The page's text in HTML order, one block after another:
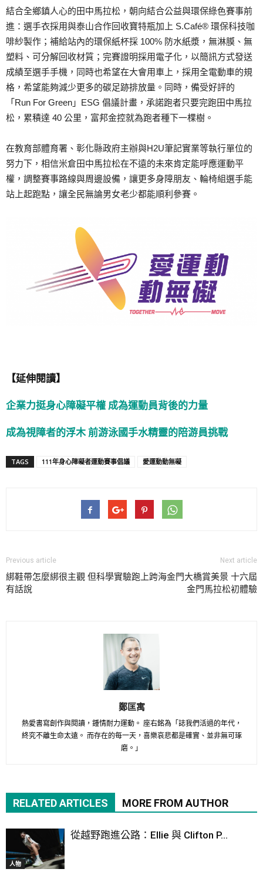
結合全鄉鎮人心的田中馬拉松，朝向結合公益與環保綠色賽事前
進：選手衣採用與泰山合作回收寶特瓶加上 S.Café® 環保科技咖
啡紗製作；補給站內的環保紙杯採 100% 防水紙漿，無淋膜、無
塑料、可分解回收材質；完賽證明採用電子化，以簡訊方式發送
成績至選手手機，同時也希望在大會用車上，採用全電動車的規
格，希望能夠減少更多的碳足跡排放量。同時，備受好評的
「Run For Green」ESG 倡議計畫，承諾跑者只要完跑田中馬拉
松，累積達 40 公里，富邦金控就為跑者種下一棵樹。
在教育部體育署、彰化縣政府主辦與H2U筆記實業等執行單位的
努力下，相信米倉田中馬拉松在不遠的未來肯定能呼應運動平
權，調整賽事路線與周邊設備，讓更多身障朋友、輪椅組選手能
站上起跑點，讓全民無論男女老少都能順利參賽。
【延伸閱讀】
企業力挺身心障礙平權 成為運動員背後的力量
成為視障者的浮木 前游泳國手水精靈的陪游員挑戰
TAGS 111年身心障礙者運動賽事倡議 愛運動動無礙
Previous article
綁鞋帶怎麼綁很主觀 但科學實驗
有話說
Next article
跑上跨海金門大橋賞美景 十六屆
金門馬拉松初體驗
鄭匡寓
熱愛書寫創作與閱讀，鍾情耐力運動。 座右銘為「誌我們活過的年代，
終究不離生命太遠。 而存在的每一天，喜樂哀悲都是確實、並非無可琢
磨。」
RELATED ARTICLES MORE FROM AUTHOR
人物
從越野跑進公路：Ellie 與 Clifton P...